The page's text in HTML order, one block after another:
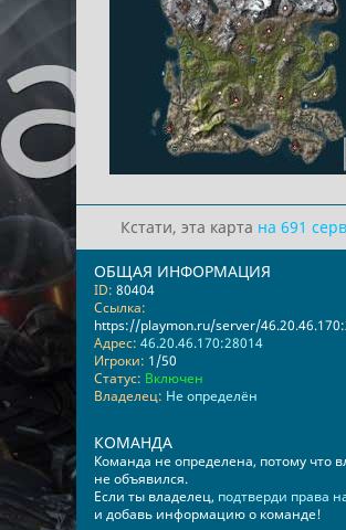
Кстати, эта карта на 691
ОБЩАЯ ИНФОРМАЦИЯ
ID: 80404
Ссылка:
https://playmon.ru/server/
Адрес: 46.20.46.170:28014
Игроки: 1/50
Статус: Включен
Владелец: Не определён
КОМАНДА
Команда не определена, потому что
не объявился.
Если ты владелец, подтверди права
и добавь информацию о команде!